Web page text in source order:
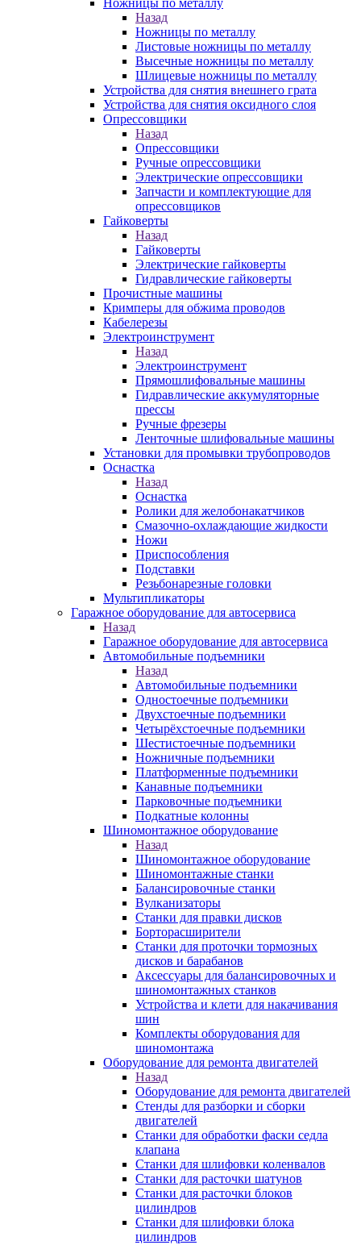
Ножницы по металлу
Назад
Ножницы по металлу
Листовые ножницы по металлу
Высечные ножницы по металлу
Шлицевые ножницы по металлу
Устройства для снятия внешнего грата
Устройства для снятия оксидного слоя
Опрессовщики
Назад
Опрессовщики
Ручные опрессовщики
Электрические опрессовщики
Запчасти и комплектующие для
опрессовщиков
Гайковерты
Назад
Гайковерты
Электрические гайковерты
Гидравлические гайковерты
Прочистные машины
Кримперы для обжима проводов
Кабелерезы
Электроинструмент
Назад
Электроинструмент
Прямошлифовальные машины
Гидравлические аккумуляторные
прессы
Ручные фрезеры
Ленточные шлифовальные машины
Установки для промывки трубопроводов
Оснастка
Назад
Оснастка
Ролики для желобонакатчиков
Смазочно-охлаждающие жидкости
Ножи
Приспособления
Подставки
Резьбонарезные головки
Мультипликаторы
Гаражное оборудование для автосервиса
Назад
Гаражное оборудование для автосервиса
Автомобильные подъемники
Назад
Автомобильные подъемники
Одностоечные подъемники
Двухстоечные подъемники
Четырёхстоечные подъемники
Шестистоечные подъемники
Ножничные подъемники
Платформенные подъемники
Канавные подъемники
Парковочные подъемники
Подкатные колонны
Шиномонтажное оборудование
Назад
Шиномонтажное оборудование
Шиномонтажные станки
Балансировочные станки
Вулканизаторы
Станки для правки дисков
Борторасширители
Станки для проточки тормозных
дисков и барабанов
Аксессуары для балансировочных и
шиномонтажных станков
Устройства и клети для накачивания
шин
Комплекты оборудования для
шиномонтажа
Оборудование для ремонта двигателей
Назад
Оборудование для ремонта двигателей
Стенды для разборки и сборки
двигателей
Станки для обработки фаски седла
клапана
Станки для шлифовки коленвалов
Станки для расточки шатунов
Станки для расточки блоков
цилиндров
Станки для шлифовки блока
цилиндров